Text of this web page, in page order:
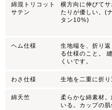
綿混トリコット
サテン
横方向に伸びて
たりが優しい。(
タン10%)
ヘム仕様
生地端を、折り
る仕様のこと。
くいです。
わさ仕様 生地を二重に折り
綿天竺
柔らかな綿素材
いる。カップの